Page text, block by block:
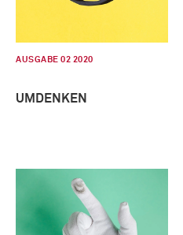
AUSGABE 02 2020
UMDENKEN